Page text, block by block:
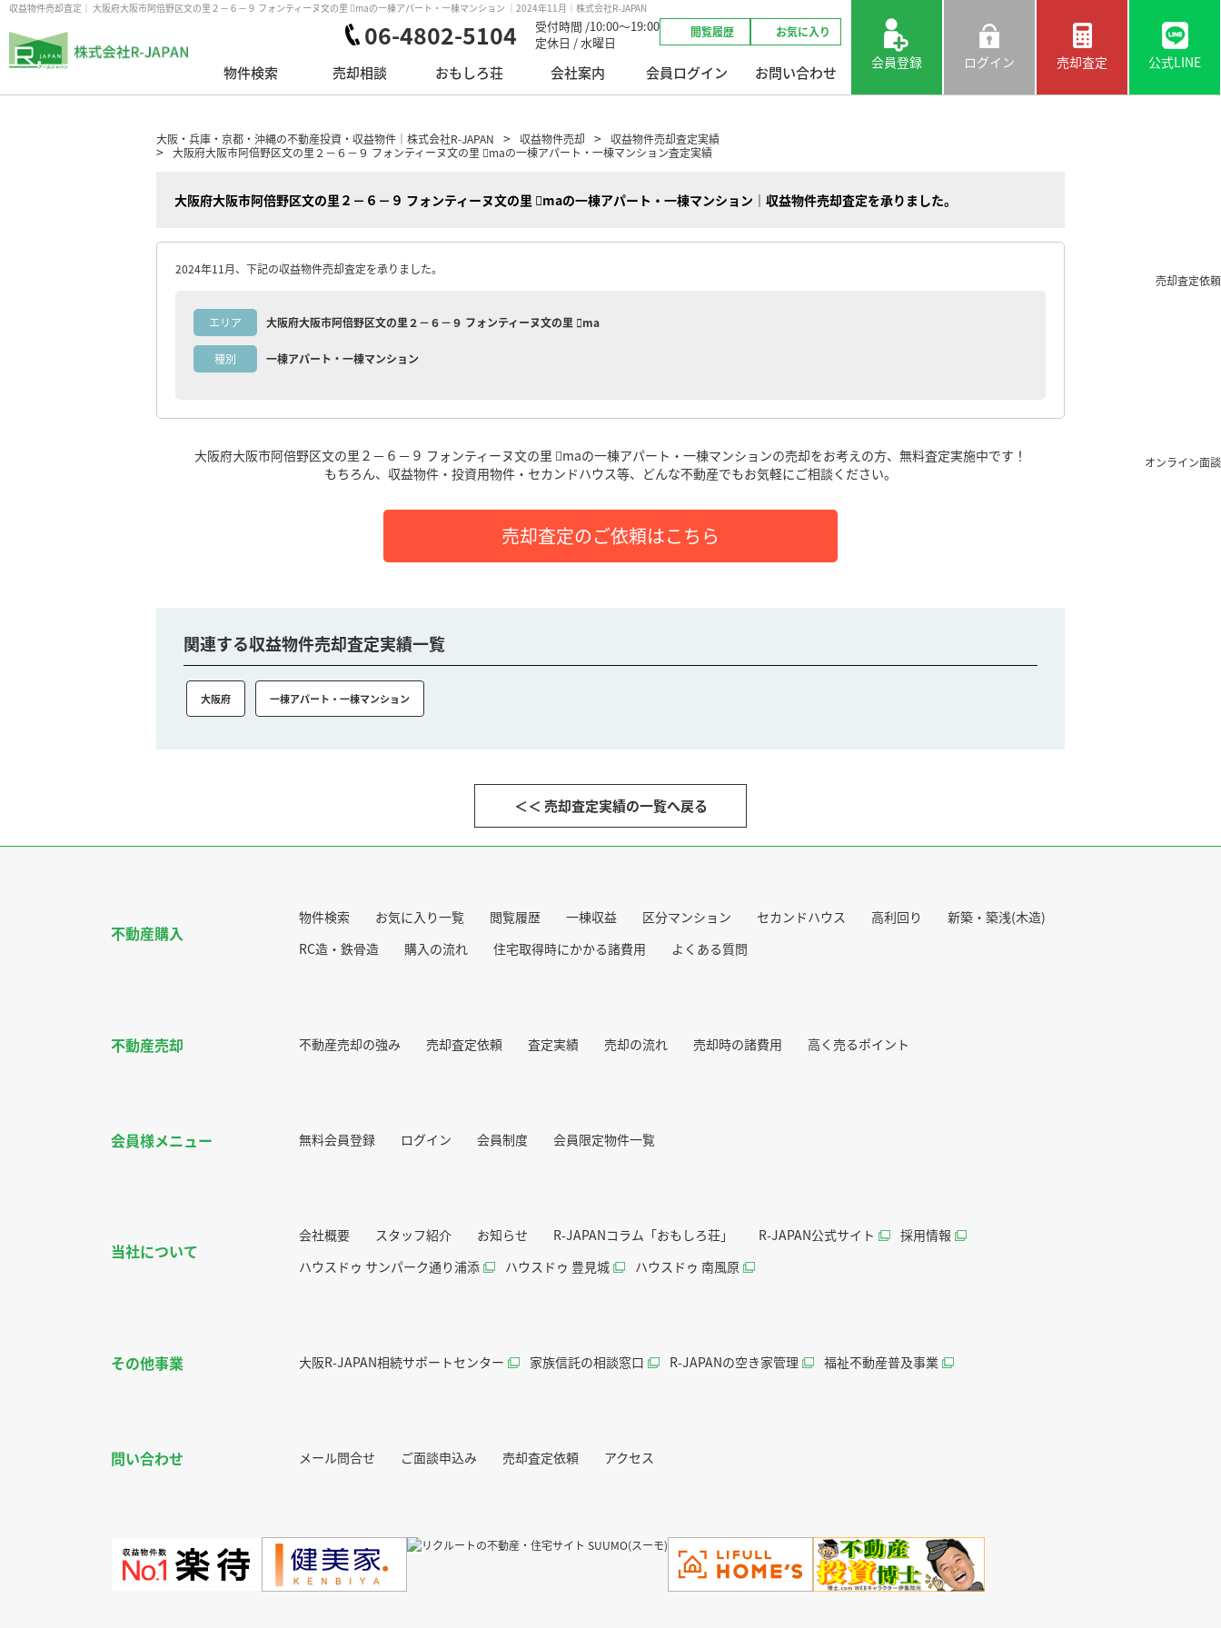
収益物件売却査定｜ 大阪府大阪市阿倍野区文の里２－６－９ フォンティーヌ文の里 maの一棟アパート・一棟マンション ｜2024年11月｜株式会社R-JAPAN
06-4802-5104
受付時間 /10:00～19:00
定休日 / 水曜日
閲覧履歴 お気に入り
物件検索 売却相談 おもしろ荘 会社案内 会員ログイン お問い合わせ
会員登録 ログイン 売却査定 公式LINE
大阪・兵庫・京都・沖縄の不動産投資・収益物件｜株式会社R-JAPAN 収益物件売却
収益物件売却査定実績
大阪府大阪市阿倍野区文の里２－６－９ フォンティーヌ文の里 maの一棟アパート・一棟マンション査定実績
大阪府大阪市阿倍野区文の里２－６－９ フォンティーヌ文の里 maの一棟アパート・一棟マンション｜収益物件売却査定を承りました。
2024年11月、下記の収益物件売却査定を承りました。
エリア 大阪府大阪市阿倍野区文の里２－６－９ フォンティーヌ文の里 ma
種別 一棟アパート・一棟マンション
大阪府大阪市阿倍野区文の里２－６－９ フォンティーヌ文の里 maの一棟アパート・一棟マンションの売却をお考えの方、無料査定実施中です！
もちろん、収益物件・投資用物件・セカンドハウス等、どんな不動産でもお気軽にご相談ください。
売却査定のご依頼はこちら
関連する収益物件売却査定実績一覧
大阪府 一棟アパート・一棟マンション
＜＜ 売却査定実績の一覧へ戻る
売却査定依頼
オンライン面談
不動産購入
物件検索 お気に入り一覧 閲覧履歴 一棟収益 区分マンション セカンドハウス 高利回り
新築・築浅(木造)
RC造・鉄骨造
購入の流れ 住宅取得時にかかる諸費用 よくある質問
不動産売却 不動産売却の強み 売却査定依頼 査定実績 売却の流れ 売却時の諸費用 高く売るポイント
会員様メニュー 無料会員登録 ログイン 会員制度 会員限定物件一覧
当社について
会社概要 スタッフ紹介 お知らせ R-JAPANコラム「おもしろ荘」 R-JAPAN公式サイト
採用情報
ハウスドゥ サンパーク通り浦添
ハウスドゥ 豊見城 ハウスドゥ 南風原
その他事業 大阪R-JAPAN相続サポートセンター 家族信託の相談窓口 R-JAPANの空き家管理 福祉不動産普及事業
問い合わせ メール問合せ ご面談申込み 売却査定依頼 アクセス